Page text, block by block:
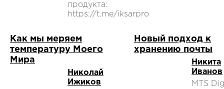
продукта:
https://t.me/iksarpro
Как мы меряем
температуру Моего
Мира
Николай
Ижиков
Новый подход к
хранению почты
Никита
Иванов
MTS